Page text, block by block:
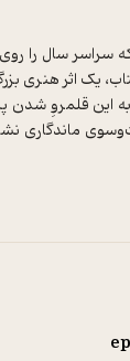
سراسر سال را
این قلمروِ شدن
ماندگاری
که در قلمرو
به پرسش‌های